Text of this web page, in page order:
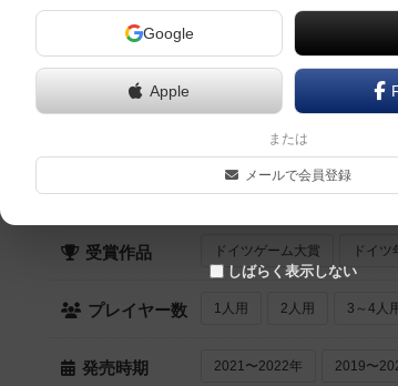
スターウォーズ：アルマダ ホーム・
2人用 2015年～
登録状況 最近登録された順 紹介文
受賞作品 ドイツゲーム大賞 ドイ
プレイヤー数 1人用 2人用 3～4人
発売時期 2021〜2022年 2019〜
Google
Apple
または
メールで会員登録
しばらく表示しない